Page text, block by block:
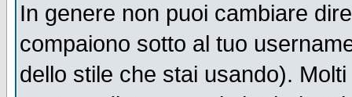
In genere non puoi cambiare
compaiono sotto al tuo
dello stile che stai usando).